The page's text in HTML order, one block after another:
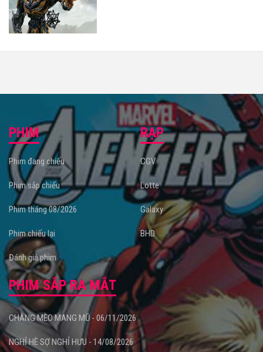
PHIM
Phim đang chiếu
Phim sắp chiếu
Phim tháng 08/2026
Phim chiếu lại
Đánh giá phim
RẠP
CGV
Lotte
Galaxy
BHD
PHIM SẮP RA MẮT
CHÀNG MÈO MANG MŨ - 06/11/2026
NGHỈ HÈ SỢ NGHỈ HƯU - 14/08/2026